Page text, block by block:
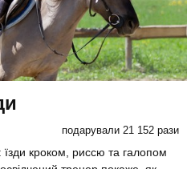
подарували 21 152 рази
їзди кроком, риссю та галопом